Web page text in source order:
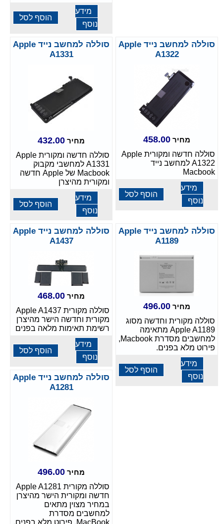
מידע
נוסף
הוסף לסל
סוללה למחשב נייד Apple
A1322
מחיר 458.00
סוללה חדשה ומקורית Apple
A1322 למחשב נייד
Macbook
מידע
נוסף
הוסף לסל
סוללה למחשב נייד Apple
A1331
מחיר 432.00
סוללה חדשה ומקורית Apple
A1331 למחשבי מקבוק
Macbook של Apple חדשה
ומקורית מהיצרן
מידע
נוסף
הוסף לסל
סוללה למחשב נייד Apple
A1189
מחיר 496.00
סוללה מקורית וחדשה מסוג
Apple A1189 מתאימה
למחשבים מסדרת Macbook,
פירוט מלא בפנים.
מידע
נוסף
הוסף לסל
סוללה למחשב נייד Apple
A1437
מחיר 468.00
סוללה מקורית Apple A1437
מקורית וחדשה הישר מהיצרן
רשימת תאימות מלאה בפנים
מידע
נוסף
הוסף לסל
סוללה למחשב נייד Apple
A1281
מחיר 496.00
סוללה מקורית Apple A1281
חדשה ומקורית הישר מהיצרן
במחיר מצוין מתאים
למחשבים מסדרת
MacBook, פירוט מלא בפנים.